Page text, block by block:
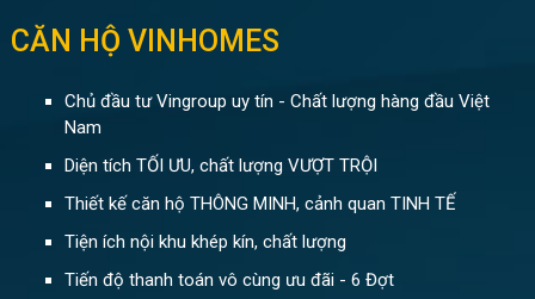
CĂN HỘ VINHOMES
Chủ đầu tư Vingroup uy tín - Chất lượng hàng đầu Việt
Nam
Diện tích TỐI ƯU, chất lượng VƯỢT TRỘI
Thiết kế căn hộ THÔNG MINH, cảnh quan TINH TẾ
Tiện ích nội khu khép kín, chất lượng
Tiến độ thanh toán vô cùng ưu đãi - 6 Đợt